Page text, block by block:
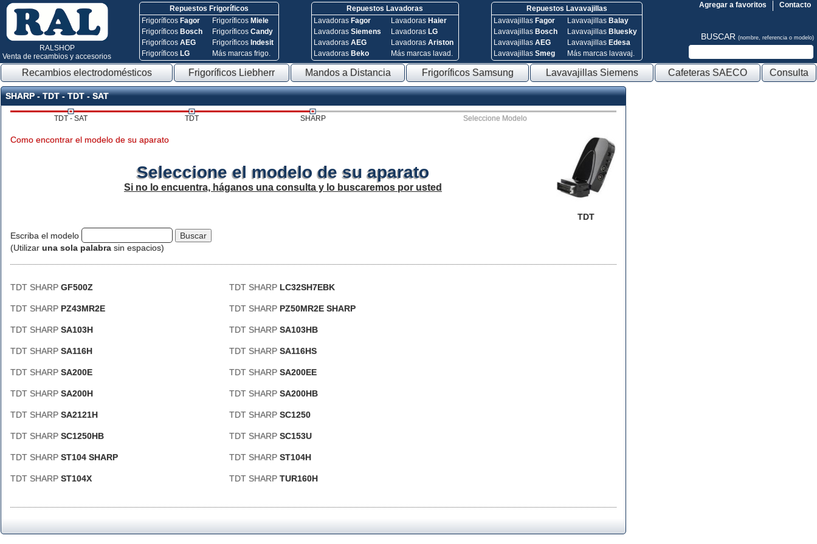
RALSHOP
Venta de recambios y accesorios
Repuestos Frigoríficos
Frigoríficos Fagor
Frigoríficos Bosch
FrigoríficosAEG
Frigoríficos LG
Frigoríficos Miele
FrigoríficosCandy
Frigoríficos Indesit
Más marcas frigo.
Repuestos Lavadoras
Lavadoras Fagor
Lavadoras Siemens
Lavadoras AEG
Lavadoras Beko
Lavadoras Haier
Lavadoras LG
Lavadoras Ariston
Más marcas lavad.
Repuestos Lavavajillas
Lavavajillas Fagor
Lavavajillas Bosch
Lavavajillas AEG
Lavavajillas Smeg
Lavavajillas Balay
Lavavajillas Bluesky
Lavavajillas Edesa
Más marcas lavavaj.
Contacto
Agregar a favoritos
BUSCAR (nombre, referencia o modelo)
Recambios electrodomésticos Frigoríficos Liebherr Mandos a Distancia Frigoríficos Samsung Lavavajillas Siemens Cafeteras SAECO Consulta
SHARP - TDT - TDT - SAT
TDT - SAT TDT SHARP Seleccione Modelo
TDT
Como encontrar el modelo de su aparato
Seleccione el modelo de su aparato
Si no lo encuentra, háganos una consulta y lo buscaremos por usted
Escriba el modelo
(Utilizar una sola palabra sin espacios)
TDT SHARP GF500Z TDT SHARP LC32SH7EBK
TDT SHARP PZ43MR2E TDT SHARP PZ50MR2E SHARP
TDT SHARP SA103H TDT SHARP SA103HB
TDT SHARP SA116H TDT SHARP SA116HS
TDT SHARP SA200E TDT SHARP SA200EE
TDT SHARP SA200H TDT SHARP SA200HB
TDT SHARP SA2121H TDT SHARP SC1250
TDT SHARP SC1250HB TDT SHARP SC153U
TDT SHARP ST104 SHARP TDT SHARP ST104H
TDT SHARP ST104X TDT SHARP TUR160H